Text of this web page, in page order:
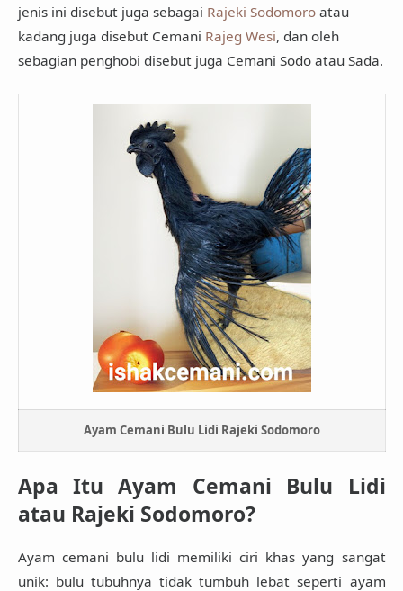
jenis ini disebut juga sebagai Rajeki Sodomoroatau
kadang juga disebut Cemani Rajeg Wesi, dan oleh
sebagian penghobi disebut juga Cemani Sodo atau Sada.
Ayam Cemani Bulu Lidi Rajeki Sodomoro
Apa Itu Ayam Cemani Bulu Lidi
atau Rajeki Sodomoro?
Ayam cemani bulu lidi memiliki ciri khas yang sangat
unik: bulu tubuhnya tidak tumbuh lebat seperti ayam